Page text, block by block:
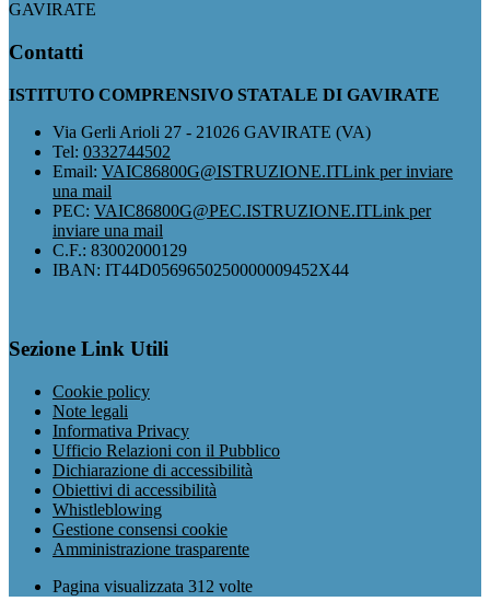
GAVIRATE
Contatti
ISTITUTO COMPRENSIVO STATALE DI GAVIRATE
Via Gerli Arioli 27 - 21026 GAVIRATE (VA)
Tel: 0332744502
Email: VAIC86800G@ISTRUZIONE.ITLink per inviare
una mail
PEC: VAIC86800G@PEC.ISTRUZIONE.ITLink per
inviare una mail
C.F.: 83002000129
IBAN: IT44D0569650250000009452X44
Sezione Link Utili
Cookie policy
Note legali
Informativa Privacy
Ufficio Relazioni con il Pubblico
Dichiarazione di accessibilità
Obiettivi di accessibilità
Whistleblowing
Gestione consensi cookie
Amministrazione trasparente
Pagina visualizzata 312 volte